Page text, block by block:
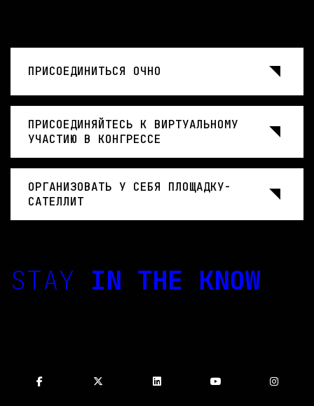
ПРИСОЕДИНИТЬСЯ ОЧНО
ПРИСОЕДИНЯЙТЕСЬ К ВИРТУАЛЬНОМУ
УЧАСТИЮ В КОНГРЕССЕ
ОРГАНИЗОВАТЬ У СЕБЯ ПЛОЩАДКУ-
САТЕЛЛИТ
STAY IN THE KNOW